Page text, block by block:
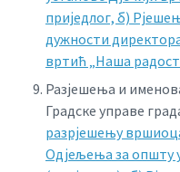
приједлог, б)
дужности
вртић „Наша
Разјешења и
Градске управе
разрјешењу
Одјељења за општу